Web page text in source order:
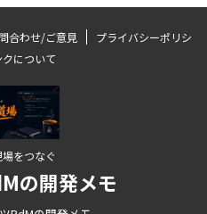
合わせ/ご意見
プライバシーポリシ
クについて
をつなぐ
の開発メモ